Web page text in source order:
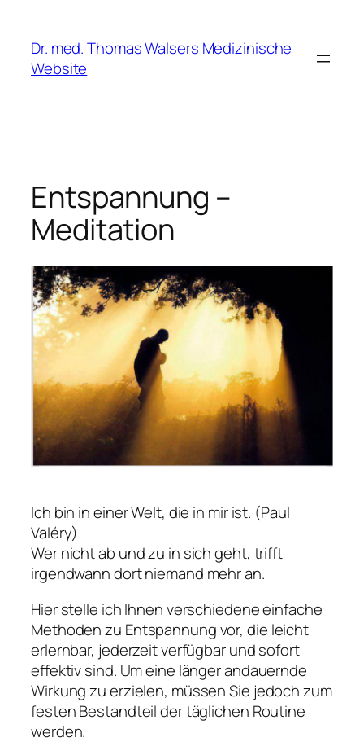
springen
Dr. med. Thomas Walsers Medizinische
Website
Entspannung –
Meditation
Ich bin in einer Welt, die in mir ist. (Paul
Valéry)
Wer nicht ab und zu in sich geht, trifft
irgendwann dort niemand mehr an.
Hier stelle ich Ihnen verschiedene einfache
Methoden zu Entspannung vor, die leicht
erlernbar, jederzeit verfügbar und sofort
effektiv sind. Um eine länger andauernde
Wirkung zu erzielen, müssen Sie jedoch zum
festen Bestandteil der täglichen Routine
werden.